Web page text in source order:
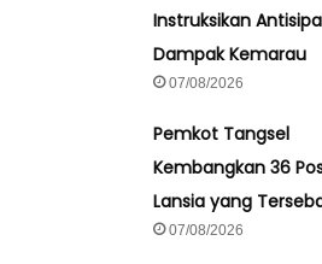
Instruksikan
Dampak Kemarau
07/08/2026
Pemkot Tangsel
Kembangkan 36
Lansia yang
07/08/2026